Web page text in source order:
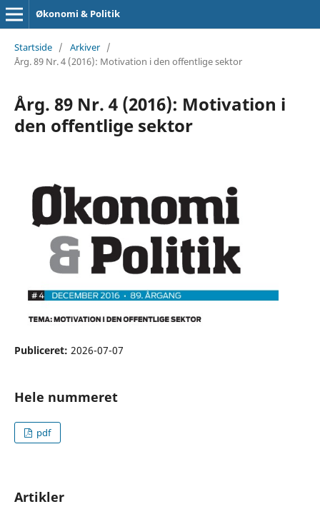
Økonomi & Politik
Startside / Arkiver /
Årg. 89 Nr. 4 (2016): Motivation i den offentlige sektor
Årg. 89 Nr. 4 (2016): Motivation i
den offentlige sektor
Publiceret: 2026-07-07
Hele nummeret
pdf
Artikler